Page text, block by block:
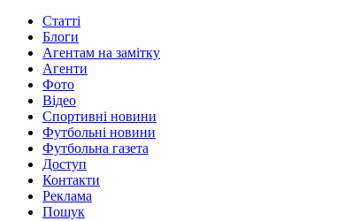
Статті
Блоги
Агентам на замітку
Агенти
Фото
Відео
Спортивні новини
Футбольні новини
Футбольна газета
Доступ
Контакти
Реклама
Пошук